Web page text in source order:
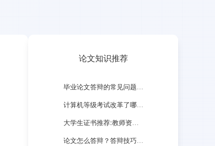
论文知识推荐
毕业论文答辩的常见问题，如何高分回答？
计算机等级考试改革了哪些？如何高效备考一次通过？
大学生证书推荐:教师资格证的答题技巧
论文怎么答辩？答辩技巧与方法有哪些？